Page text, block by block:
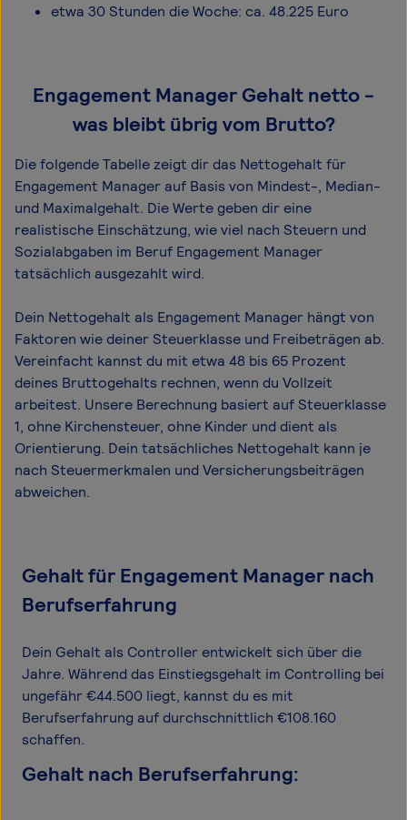
etwa 30 Stunden die Woche: ca. 48.225 Euro
Engagement Manager Gehalt netto -
was bleibt übrig vom Brutto?
Die folgende Tabelle zeigt dir das Netto­gehalt für
Engagement Manager auf Basis von Mindest-, Median-
und Maximal­gehalt. Die Werte geben dir eine
realistische Einschätzung, wie viel nach Steuern und
Sozialabgaben im Beruf Engagement Manager
tatsächlich ausgezahlt wird.
Dein Nettogehalt als Engagement Manager hängt von
Faktoren wie deiner Steuerklasse und Freibeträgen ab.
Vereinfacht kannst du mit etwa 48 bis 65 Prozent
deines Bruttogehalts rechnen, wenn du Vollzeit
arbeitest. Unsere Berechnung basiert auf Steuerklasse
1, ohne Kirchensteuer, ohne Kinder und dient als
Orientierung. Dein tatsächliches Nettogehalt kann je
nach Steuermerkmalen und Versicherungsbeiträgen
abweichen.
Gehalt für Engagement Manager nach
Berufserfahrung
Dein Gehalt als Controller entwickelt sich über die
Jahre. Während das Einstiegsgehalt im Controlling bei
ungefähr €44.500 liegt, kannst du es mit
Berufserfahrung auf durchschnittlich €108.160
schaffen.
Gehalt nach Berufserfahrung: